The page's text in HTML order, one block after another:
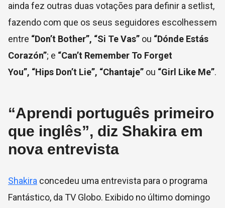
ainda fez outras duas votações para definir a setlist,
fazendo com que os seus seguidores escolhessem
entre “Don’t Bother”, “Si Te Vas” ou “Dónde Estás
Corazón”; e “Can’t Remember To Forget
You”, “Hips Don’t Lie”, “Chantaje” ou “Girl Like Me”.
“Aprendi português primeiro
que inglês”, diz Shakira em
nova entrevista
Shakira concedeu uma entrevista para o programa
Fantástico, da TV Globo. Exibido no último domingo